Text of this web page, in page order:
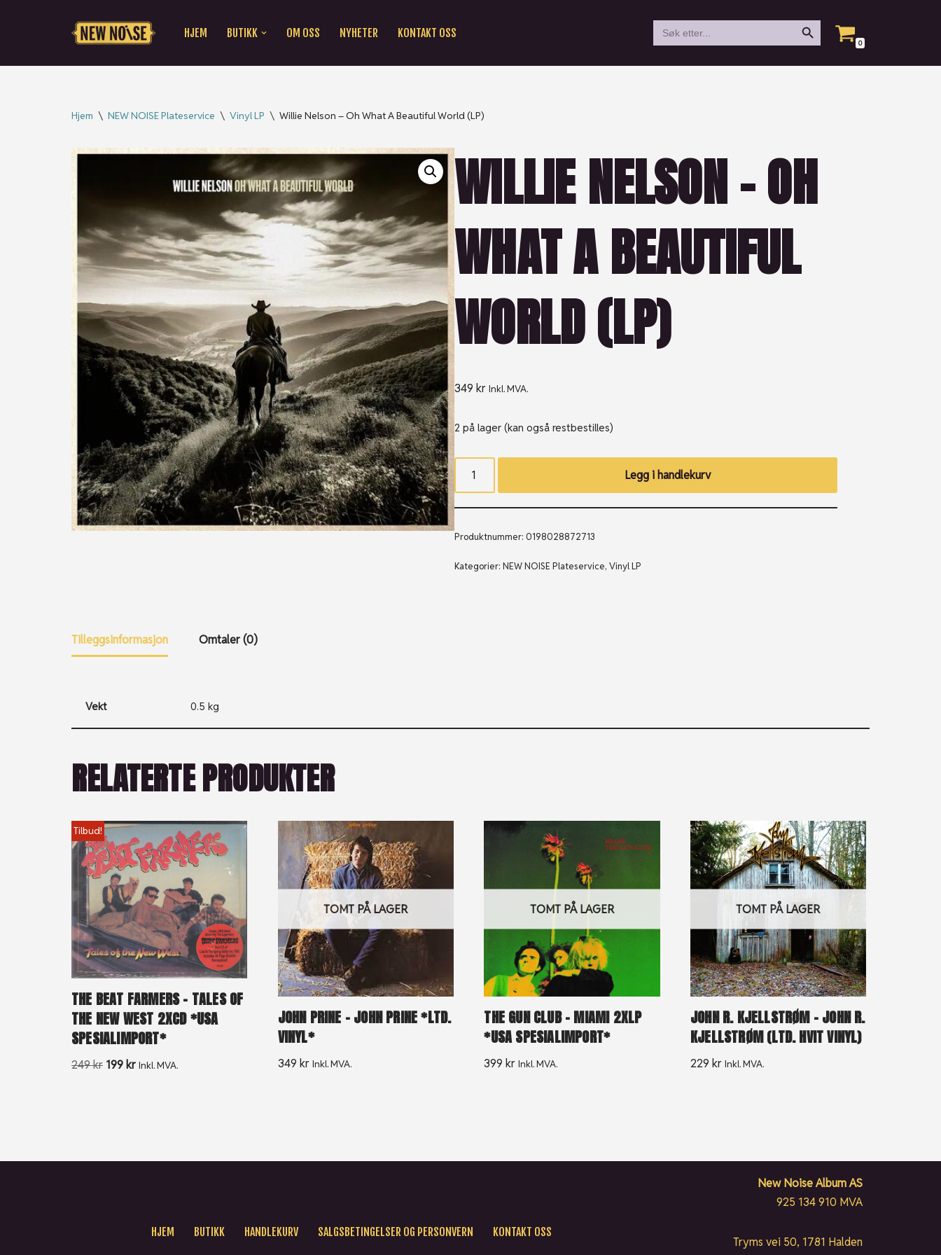
HJEM BUTIKK OM OSS NYHETER KONTAKT OSS
Search
for:
Search Button
0
Hjem \ NEW NOISE Plateservice \ Vinyl LP \ Willie Nelson – Oh What A Beautiful World (LP)
WILLIE NELSON – OH
WHAT A BEAUTIFUL
WORLD (LP)
349 kr Inkl. MVA.
2 på lager (kan også restbestilles)
Legg i handlekurv
Produktnummer:0198028872713
Kategorier:NEW NOISE Plateservice,Vinyl LP
Tilleggsinformasjon Omtaler (0)
Vekt 0.5 kg
RELATERTE PRODUKTER
Tilbud!
THE BEAT FARMERS – TALES OF
THE NEW WEST 2XCD *USA
SPESIALIMPORT*
249kr 199kr Inkl. MVA.
TOMT PÅ LAGER
JOHN PRINE – JOHN PRINE *LTD.
VINYL*
349 kr Inkl. MVA.
TOMT PÅ LAGER
THE GUN CLUB – MIAMI 2XLP
*USA SPESIALIMPORT*
399kr Inkl. MVA.
TOMT PÅ LAGER
JOHN R. KJELLSTRØM – JOHN R.
KJELLSTRØM (LTD. HVIT VINYL)
229kr Inkl. MVA.
HJEM BUTIKK HANDLEKURV SALGSBETINGELSER OG PERSONVERN KONTAKT OSS
New Noise Album AS
925 134 910 MVA
Tryms vei 50, 1781 Halden